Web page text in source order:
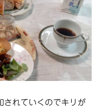
されていくのでキリが